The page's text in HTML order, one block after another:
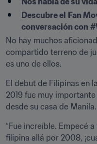
Descubre el
Fan
conversación con
No hay muchos
compartido terreno de
es uno de ellos.
El debut de Filipinas en
2019 fue muy
desde su casa de Manila.
“Fue increíble. Empecé
filipina allá por 2008,